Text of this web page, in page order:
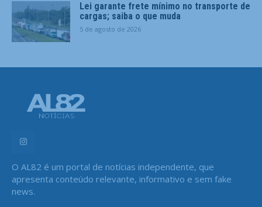
Lei garante frete mínimo no transporte de
cargas; saiba o que muda
5 de agosto de 2026
O AL82 é um portal de notícias independente, que
apresenta conteúdo relevante, informativo e sem fake
news.